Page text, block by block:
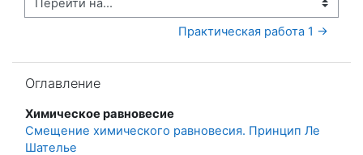
Перейти на...
Практическая работа 1 →
Оглавление
Химическое равновесие
Смещение химического равновесия. Принцип Ле
Шателье